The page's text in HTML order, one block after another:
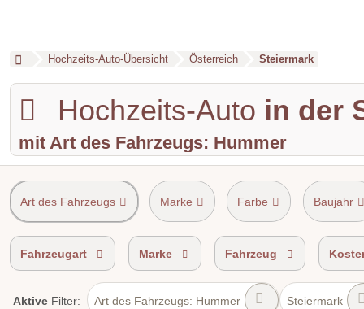
Hochzeits-Auto-Übersicht Österreich Steiermark
Hochzeits-Auto in der
mit Art des Fahrzeugs: Hummer
Art des Fahrzeugs Marke Farbe Baujahr
Shuttle Service Einzugsgebiet
Fahrzeugart Marke Fahrzeug
Aktive Filter: Art des Fahrzeugs: Hummer Steiermark